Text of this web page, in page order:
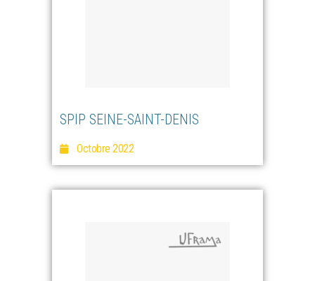
SPIP SEINE-SAINT-DENIS
Octobre 2022